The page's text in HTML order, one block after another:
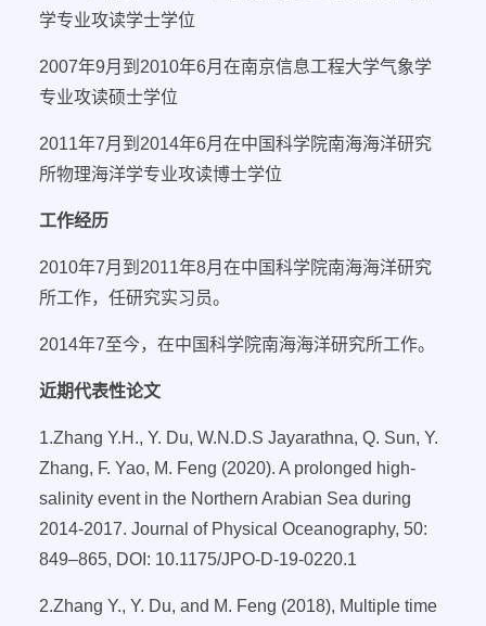
学专业攻读学士学位
2007年9月到 2010年6月在南京信息工程大学气象学
专业攻读硕士学位
2011年7月到 2014年6月在中国科学院南海海洋研究
所物理海洋学专业攻读博士学位
工作经历
2010年7月到 2011年8月在中国科学院南海海洋研究
所工作，任研究实习员。
2014年7至今，在中国科学院南海海洋研究所工作。
近期代表性论文
1.Zhang Y.H., Y. Du, W.N.D.S Jayarathna, Q. Sun, Y.
Zhang, F. Yao, M. Feng (2020). A prolonged high-
salinity event in the Northern Arabian Sea during
2014-2017. Journal of Physical Oceanography, 50:
849–865, DOI: 10.1175/JPO-D-19-0220.1
2.Zhang Y., Y. Du, and M. Feng (2018), Multiple time